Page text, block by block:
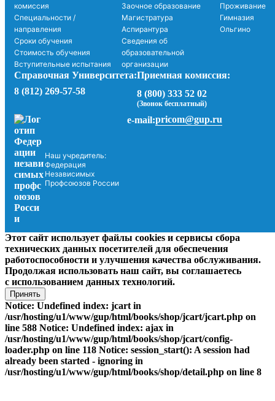
комиссия
Специальности /
направления
Сроки обучения
Стоимость обучения
Вступительные испытания
Заочное образование
Магистратура
Аспирантура
Сведения об
образовательной
организации
Проживание
Гимназия
Ольгино
Справочная Университета:
8 (812) 269-57-58
Приемная комиссия:
8 (800) 333 52 02
(Звонок бесплатный)
Наш учредитель:
Федерация
Независимых
Профсоюзов России
e-mail:pricom@gup.ru
Этот сайт использует файлы cookies и сервисы сбора
технических данных посетителей для обеспечения
работоспособности и улучшения качества обслуживания.
Продолжая использовать наш сайт, вы соглашаетесь
с использованием данных технологий.
Принять
Notice: Undefined index: jcart in
/usr/hosting/u1/www/gup/html/books/shop/jcart/jcart.php on
line 588 Notice: Undefined index: ajax in
/usr/hosting/u1/www/gup/html/books/shop/jcart/config-
loader.php on line 118 Notice: session_start(): A session had
already been started - ignoring in
/usr/hosting/u1/www/gup/html/books/shop/detail.php on line 8